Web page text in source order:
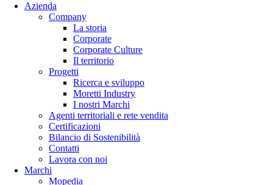
Azienda
Company
La storia
Corporate
Corporate Culture
Il territorio
Progetti
Ricerca e sviluppo
Moretti Industry
I nostri Marchi
Agenti territoriali e rete vendita
Certificazioni
Bilancio di Sostenibilità
Contatti
Lavora con noi
Marchi
Mopedia